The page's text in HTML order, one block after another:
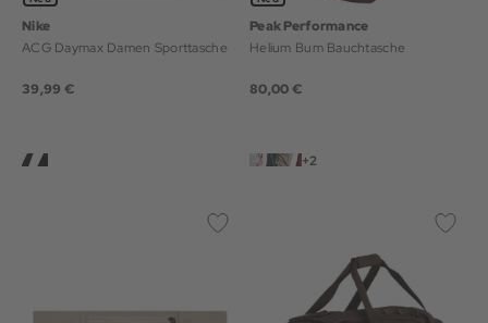
Nike
ACG Daymax Damen Sporttasche
39,99 €
Peak Performance
Helium Bum Bauchtasche
80,00 €
+2